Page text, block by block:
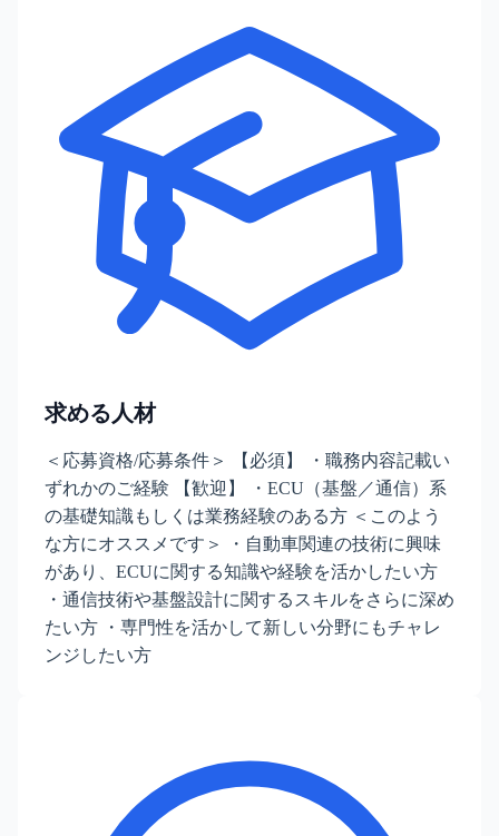
求める人材
＜応募資格/応募条件＞ 【必須】 ・職務内容記載い
ずれかのご経験 【歓迎】 ・ECU（基盤／通信）系
の基礎知識もしくは業務経験のある方 ＜このよう
な方にオススメです＞ ・自動車関連の技術に興味
があり、ECUに関する知識や経験を活かしたい方
・通信技術や基盤設計に関するスキルをさらに深め
たい方 ・専門性を活かして新しい分野にもチャレ
ンジしたい方